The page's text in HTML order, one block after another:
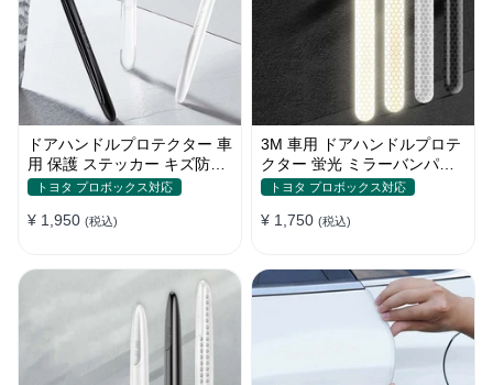
ドアハンドルプロテクター 車
用 保護 ステッカー キズ防止
高品質TPU製 4枚セット
トヨタ プロボックス対応
¥ 1,950 (税込)
3M 車用 ドアハンドルプロテ
クター 蛍光 ミラーバンパー
反射ステッカー 保護フィルム
トヨタ プロボックス対応
¥ 1,750 (税込)